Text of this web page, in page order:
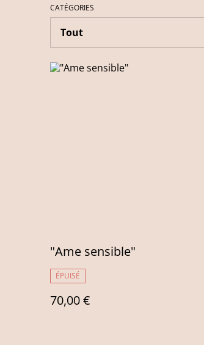
CATÉGORIES
"Ame sensible"
ÉPUISÉ
70,00 €